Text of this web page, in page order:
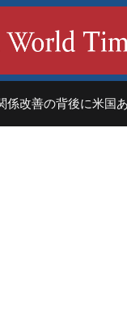
善の背後に米国あり